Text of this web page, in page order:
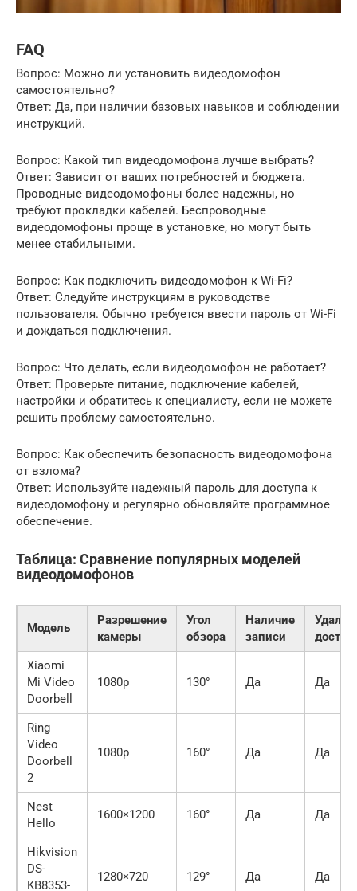
FAQ
Вопрос: Можно ли установить видеодомофон
самостоятельно?
Ответ: Да, при наличии базовых навыков и соблюдении
инструкций.
Вопрос: Какой тип видеодомофона лучше выбрать?
Ответ: Зависит от ваших потребностей и бюджета.
Проводные видеодомофоны более надежны, но
требуют прокладки кабелей. Беспроводные
видеодомофоны проще в установке, но могут быть
менее стабильными.
Вопрос: Как подключить видеодомофон к Wi-Fi?
Ответ: Следуйте инструкциям в руководстве
пользователя. Обычно требуется ввести пароль от Wi-Fi
и дождаться подключения.
Вопрос: Что делать, если видеодомофон не работает?
Ответ: Проверьте питание, подключение кабелей,
настройки и обратитесь к специалисту, если не можете
решить проблему самостоятельно.
Вопрос: Как обеспечить безопасность видеодомофона
от взлома?
Ответ: Используйте надежный пароль для доступа к
видеодомофону и регулярно обновляйте программное
обеспечение.
Таблица: Сравнение популярных моделей
видеодомофонов
Модель
Разрешение
камеры
Угол
обзора
Наличие
записи
доступ
Xiaomi
Mi Video
Doorbell
1080p 130° Да Да
Ring
Video
Doorbell
2
1080p 160° Да Да
Nest
Hello
1600×1200 160° Да Да
Hikvision
DS-
KB8353-
1280×720 129° Да Да